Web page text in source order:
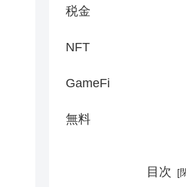
税金
NFT
GameFi
無料
目次